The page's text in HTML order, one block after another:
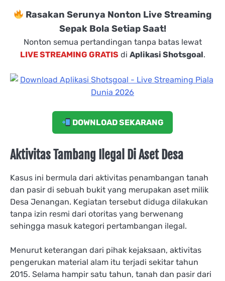
Rasakan Serunya Nonton Live Streaming
Sepak Bola Setiap Saat!
Nonton semua pertandingan tanpa batas lewat
LIVE STREAMING GRATIS di Aplikasi Shotsgoal.
DOWNLOAD SEKARANG
Aktivitas Tambang Ilegal Di Aset Desa
Kasus ini bermula dari aktivitas penambangan tanah
dan pasir di sebuah bukit yang merupakan aset milik
Desa Jenangan. Kegiatan tersebut diduga dilakukan
tanpa izin resmi dari otoritas yang berwenang
sehingga masuk kategori pertambangan ilegal.
Menurut keterangan dari pihak kejaksaan, aktivitas
pengerukan material alam itu terjadi sekitar tahun
2015. Selama hampir satu tahun, tanah dan pasir dari